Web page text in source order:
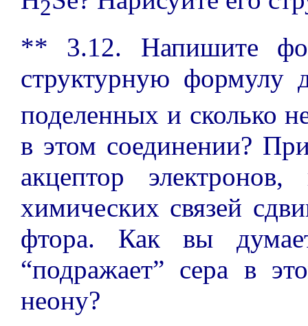
2
** 3.12. Напишите
структурную формулу
поделенных и сколько
в этом соединении?
акцептор
химических связей
фтора. Как вы
“подражает” сера в
неону?